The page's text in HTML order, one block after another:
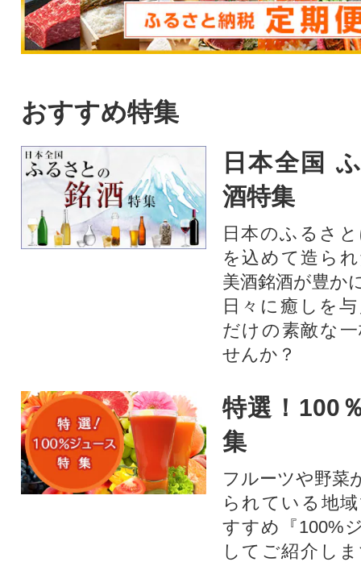
おすすめ特集
日本全国
酒特集
日本のふるさ
を込めて造ら
美酒銘酒が豊か
日々に癒しを
だけの素敵な
せんか？
特選！100
集
フルーツや野菜
られている地
すすめ『100%
してご紹介し